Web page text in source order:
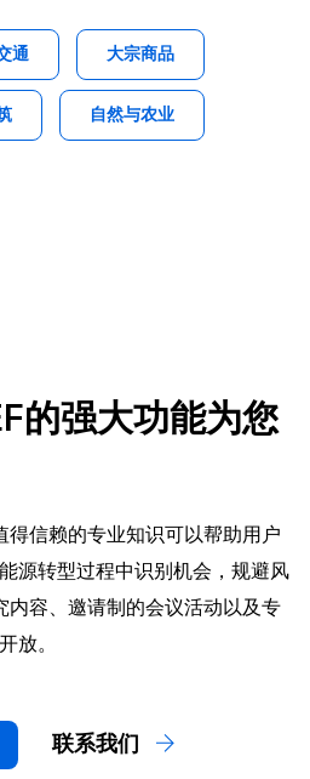
通 大宗商品
自然与农业
的强大功能为您
得信赖的专业知识可以帮助用户
源转型过程中识别机会，规避风
内容、邀请制的会议活动以及专
放。
联系我们